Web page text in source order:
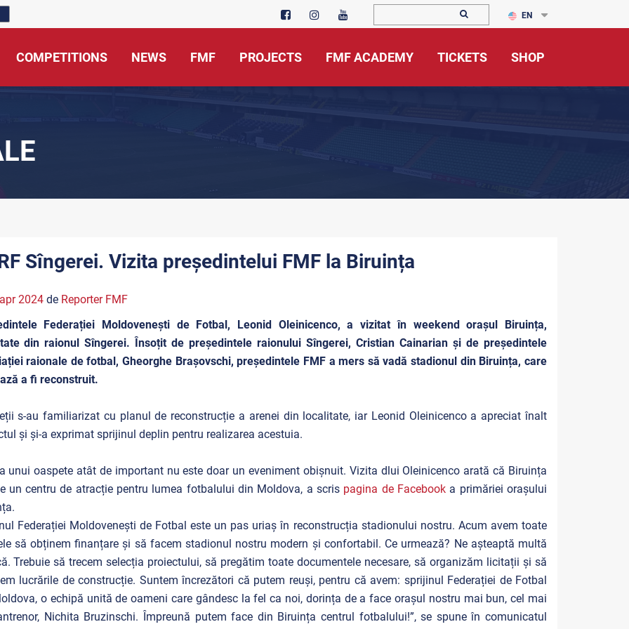
EN
COMPETITIONS NEWS FMF PROJECTS FMF ACADEMY TICKETS SHOP
Sîngerei. Vizita președintelui FMF la Biruința
2024de Reporter FMF
Federației Moldovenești de Fotbal, Leonid Oleinicenco, a vizitat în weekend orașul Biruința,
din raionul Sîngerei. Însoțit de președintele raionului Sîngerei, Cristian Cainarian și de președintele
raionale de fotbal, Gheorghe Brașovschi, președintele FMF a mers să vadă stadionul din Biruința, care
a fi reconstruit.
s-au familiarizat cu planul de reconstrucție a arenei din localitate, iar Leonid Oleinicenco a apreciat înalt
și și-a exprimat sprijinul deplin pentru realizarea acestuia.
unui oaspete atât de important nu este doar un eveniment obișnuit. Vizita dlui Oleinicenco arată că Biruința
un centru de atracție pentru lumea fotbalului din Moldova, a scris pagina de Facebook a primăriei orașului
Federației Moldovenești de Fotbal este un pas uriaș în reconstrucția stadionului nostru. Acum avem toate
să obținem finanțare și să facem stadionul nostru modern și confortabil. Ce urmează? Ne așteaptă multă
Trebuie să trecem selecția proiectului, să pregătim toate documentele necesare, să organizăm licitații și să
lucrările de construcție. Suntem încrezători că putem reuși, pentru că avem: sprijinul Federației de Fotbal
o echipă unită de oameni care gândesc la fel ca noi, dorința de a face orașul nostru mai bun, cel mai
Nichita Bruzinschi. Împreună putem face din Biruința centrul fotbalului!”, se spune în comunicatul